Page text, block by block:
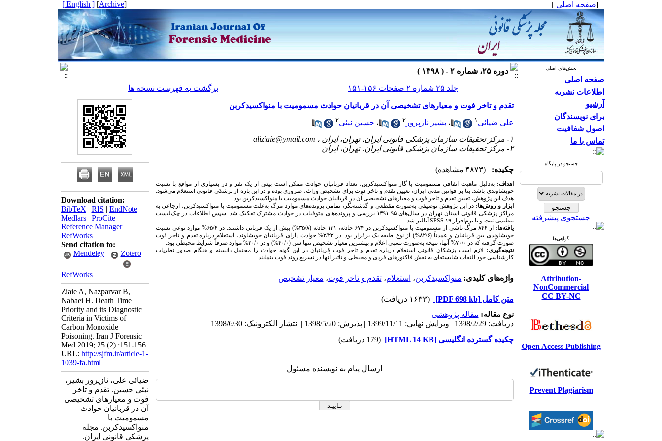
[صفحه اصلی ]
[
Archive
]
[ English ]
بخش‌های اصلی
صفحه اصلی
اطلاعات نشریه
آرشیو
برای نویسندگان
اصول شفافیت
تماس با ما
جستجو در پایگاه
جستجوی پیشرفته
گواهی‌ها
Attribution-
NonCommercial
CC BY-NC
Open Access Publishing
Prevent Plagiarism
دوره ۲۵، شماره ۲ - ( ۱۳۹۸ )
جلد ۲۵ شماره ۲ صفحات ۱۵۶-۱۵۱
برگشت به فهرست نسخه ها
تقدم و تاخر فوت و معیارهای تشخیصی آن در قربانیان حوادث مسمومیت با منواکسیدکربن
علی ضیائی ۱ ، بشیر نازپرور ۲ ، حسین نبئی۲
۱- مرکز تحقیقات سازمان پزشکی قانونی ایران، تهران، ایران ،
aliziaie@ymail.com
۲- مرکز تحقیقات سازمان پزشکی قانونی ایران، تهران، ایران
چکیده: (۴۸۷۳ مشاهده)
اهداف: به‌دلیل ماهیت اتفاقی مسمومیت با گاز منواکسیدکربن، تعداد قربانیان حوادث ممکن است بیش از یک نفر و در بسیاری از مواقع با نسبت
خویشاوندی باشد. بنا بر قوانین مدنی ایران، تعیین تقدم و تاخر فوت برای تشخیص وراث، ضروری بوده و در این ‌باره از پزشکی قانونی استعلام می‌شود.
هدف این پژوهش، تعیین تقدم و تاخر فوت و معیارهای تشخیصی آن در قربانیان حوادث مسمومیت با منواکسیدکربن بود.
ابزار و روش‌ها: در این پژوهش توصیفی به‌صورت مقطعی و گذشته‌نگر، تمامی پرونده‌های موارد مرگ به‌علت مسمومیت با منواکسیدکربن، ارجاعی به
مراکز پزشکی قانونی استان تهران در سال‌های ۹۵-۱۳۹۱ بررسی و پرونده‌های متوفیات در حوادث مشترک تفکیک شد. سپس اطلاعات در چک‌لیست
تنظیمی ثبت و با نرم‌افزارSPSS ۱۹ آنالیز شد.
یافته‌ها:
از ۸۴۶ مرگ ناشی از مسمومیت با منواکسیدکربن در ۶۷۴ حادثه، ۱۳۱ حادثه (۳۵/۸%) بیش از یک قربانی داشتند. در ۶۵/۶% موارد نوعی نسبت
خویشاوندی بین قربانیان و عمدتاً (۸۲/۶%) از نوع طبقه یک برقرار بود. در ۳/۲۳% حوادث دارای قربانیان خویشاوند، استعلام درباره تقدم و تاخر فوت
صورت گرفته که در ۷۰/۰% آنها، نتیجه به‌صورت نسبی اعلام و بیشترین معیار تشخیص تنها سن (۴۰/۰%) و در ۲۰/۰% موارد صرفاً شرایط محیطی بود.
نتیجه‌گیری: لازم است پزشکان قانونی استعلام درباره تقدم و تاخر فوت قربانیان در این ‌گونه حوادث را محتمل دانسته و هنگام صدور نظریات
کارشناسی خود التفات شایسته‌ای به نقش فاکتورهای فردی و محیطی و تاثیر آنها در تسریع روند فوت بنمایند.
واژه‌های کلیدی: منواکسیدکربن، استعلام،تقدم و تاخر فوت، معیار تشخیص
متن کامل[PDF 698 kb]
(۱۶۳۳ دریافت)
نوع مقاله: مقاله پژوهشی |
دریافت: 1398/2/29 | ویرایش نهایی: 1399/11/11 | پذیرش: 1398/5/20 | انتشار الکترونیک: 1398/6/30
چکیده گسترده انگلیسی [HTML 14 KB]
(179 دریافت)
ارسال پیام به نویسنده مسئول
Download citation:
BibTeX | RIS | EndNote|
Medlars| ProCite|
Reference Manager|
RefWorks
Send citation to:
Mendeley
Zotero
RefWorks
Ziaie A, Nazparvar B,
Nabaei H. Death Time
Priority and its Diagnostic
Criteria in Victims of
Carbon Monoxide
Poisoning. Iran J Forensic
Med 2019; 25 (2) :151-156
URL: http://sjfm.ir/article-1-
1039-fa.html
ضیائی علی، نازپرور بشیر،
نبئی حسین. تقدم و تاخر
فوت و معیارهای تشخیصی
آن در قربانیان حوادث
مسمومیت با
منواکسیدکربن. مجله
پزشکی قانونی ایران.